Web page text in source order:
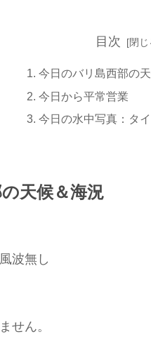
目次
今日のバリ島西部の
今日から平常営業
今日の水中写真：タ
天候＆海況
波無し
せん。